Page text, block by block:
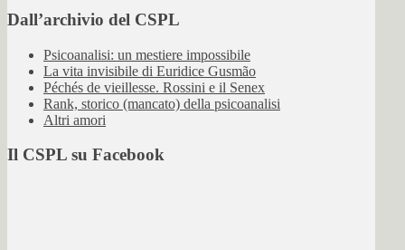
Dall’archivio del CSPL
Psicoanalisi: un mestiere impossibile
La vita invisibile di Euridice Gusmão
Péchés de vieillesse. Rossini e il Senex
Rank, storico (mancato) della psicoanalisi
Altri amori
Il CSPL su Facebook